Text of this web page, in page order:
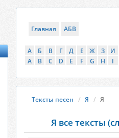
Главная АБВ
А Б В Г Д Е Ж З И
A
B C D E F G H I
Тексты песен Я Я
Я все тексты